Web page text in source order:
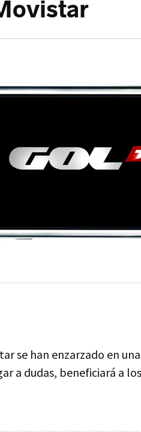
se han enzarzado en
a dudas, beneficiará a